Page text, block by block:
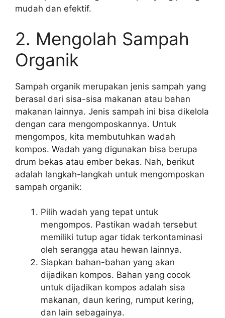
mudah dan efektif.
2. Mengolah Sampah
Organik
Sampah organik merupakan jenis sampah yang
berasal dari sisa-sisa makanan atau bahan
makanan lainnya. Jenis sampah ini bisa dikelola
dengan cara mengomposkannya. Untuk
mengompos, kita membutuhkan wadah
kompos. Wadah yang digunakan bisa berupa
drum bekas atau ember bekas. Nah, berikut
adalah langkah-langkah untuk mengomposkan
sampah organik:
Pilih wadah yang tepat untuk
mengompos. Pastikan wadah tersebut
memiliki tutup agar tidak terkontaminasi
oleh serangga atau hewan lainnya.
Siapkan bahan-bahan yang akan
dijadikan kompos. Bahan yang cocok
untuk dijadikan kompos adalah sisa
makanan, daun kering, rumput kering,
dan lain sebagainya.